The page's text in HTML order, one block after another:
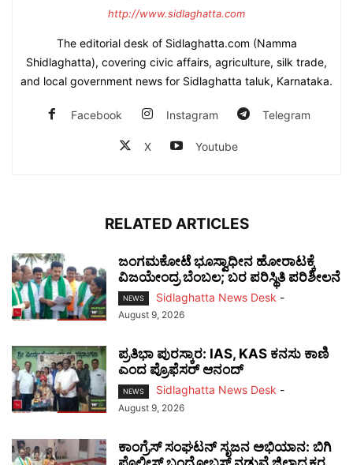
http://www.sidlaghatta.com
The editorial desk of Sidlaghatta.com (Namma
Shidlaghatta), covering civic affairs, agriculture, silk trade,
and local government news for Sidlaghatta taluk, Karnataka.
Facebook Instagram Telegram
X Youtube
RELATED ARTICLES
ಜಂಗಮಕೋಟೆ ಭೂಸ್ವಾಧೀನ ಹೋರಾಟಕ್ಕೆ
ವಿಜಯೇಂದ್ರ ಬೆಂಬಲ; ಬರ ಪರಿಸ್ಥಿತಿ ಪರಿಶೀಲನೆ
NEWS Sidlaghatta News Desk -
August 9, 2026
ಪ್ರತಿಭಾ ಪುರಸ್ಕಾರ: IAS, KAS ಕನಸು ಕಾಣಿ
ಎಂದ ಪ್ರೊಫೆಸರ್ ಆನಂದ್
NEWS Sidlaghatta News Desk -
August 9, 2026
ಕಾಂಗ್ರೆಸ್ ಸಂಘಟನ್ ಸೃಜನ ಅಭಿಯಾನ: ಬಿಗಿ